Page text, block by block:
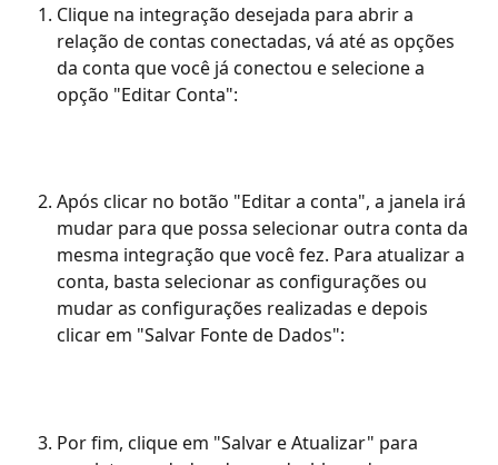
Clique na integração desejada para abrir a
relação de contas conectadas, vá até as opções
da conta que você já conectou e selecione a
opção "Editar Conta":
Após clicar no botão "Editar a conta", a janela irá
mudar para que possa selecionar outra conta da
mesma integração que você fez. Para atualizar a
conta, basta selecionar as configurações ou
mudar as configurações realizadas e depois
clicar em "Salvar Fonte de Dados":
Por fim, clique em "Salvar e Atualizar" para